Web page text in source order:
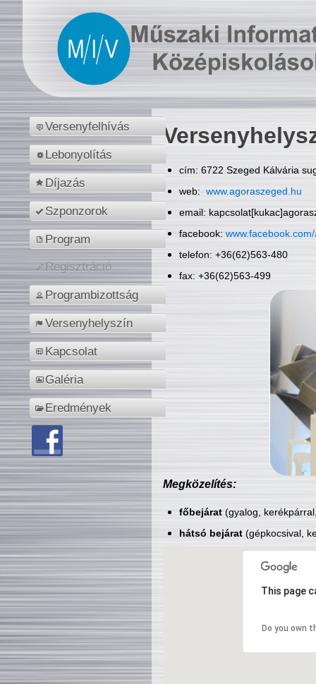
Versenyfelhívás
Lebonyolítás
Díjazás
Szponzorok
Program
Regisztráció
Programbizottság
Versenyhelyszín
Kapcsolat
Galéria
Eredmények
cím: 6722 Szeged Kálvária
web: www.agoraszeged.hu
email:
facebook:
telefon: +36(62)563-480
fax: +36(62)563-499
Megközelítés:
főbejárat(gyalog,
hátsó bejárat(gépkocsival,
This page
Do you own